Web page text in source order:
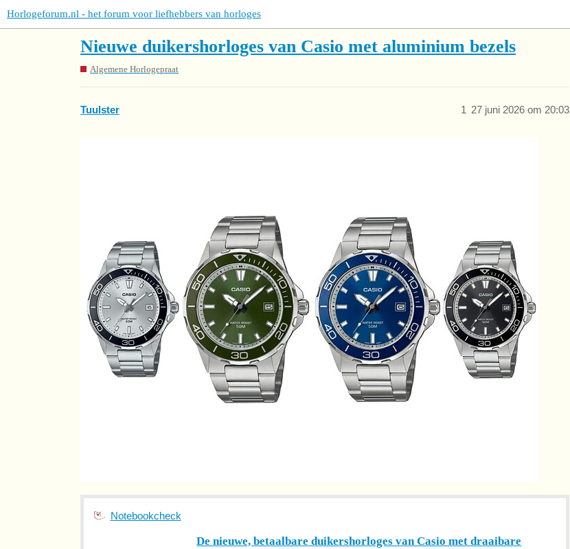
Horlogeforum.nl - het forum voor liefhebbers van horloges
Nieuwe duikershorloges van Casio met aluminium bezels
Algemene Horlogepraat
Tuulster 27 juni 2026 om 20:03
1
Notebookcheck
De nieuwe, betaalbare duikershorloges van Casio met draaibare